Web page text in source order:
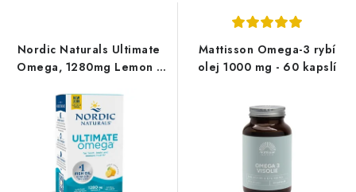
o
pNordic Naturals Ultimate
Omega, 1280mg Lemon -
Mattisson Omega-3 rybí
olej 1000 mg - 60 kapslí